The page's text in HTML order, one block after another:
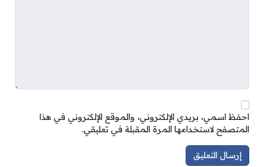
احفظ اسمي، بريدي الإلكتروني، والموقع الإلكتروني في هذا
المتصفح لاستخدامها المرة المقبلة في تعليقي.